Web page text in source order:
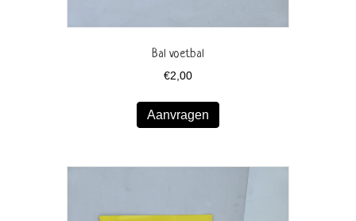
Bal voetbal
€2,00
Aanvragen